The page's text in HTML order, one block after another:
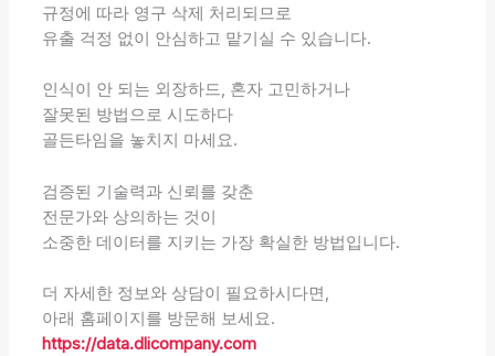
규정에 따라 영구 삭제 처리되므로
유출 걱정 없이 안심하고 맡기실 수 있습니다.
인식이 안 되는 외장하드, 혼자 고민하거나
잘못된 방법으로 시도하다
골든타임을 놓치지 마세요.
검증된 기술력과 신뢰를 갖춘
전문가와 상의하는 것이
소중한 데이터를 지키는 가장 확실한 방법입니다.
더 자세한 정보와 상담이 필요하시다면,
아래 홈페이지를 방문해 보세요.
https://data.dlicompany.com